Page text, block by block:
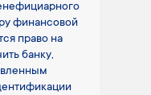
финансовой
право на
банку,